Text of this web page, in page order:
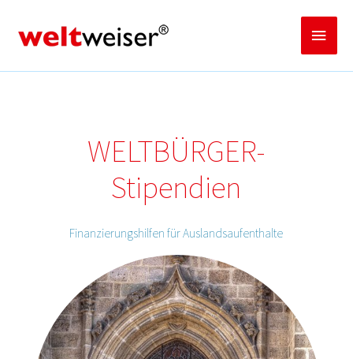
springen
WELTBÜRGER-
Stipendien
Finanzierungshilfen für Auslandsaufenthalte